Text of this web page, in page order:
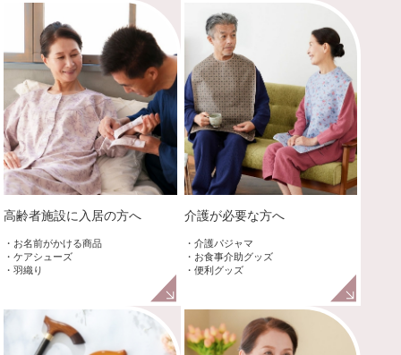
高齢者施設に入居の方へ
・お名前がかける商品
・ケアシューズ
・羽織り
介護が必要な方へ
・介護パジャマ
・お食事介助グッズ
・便利グッズ